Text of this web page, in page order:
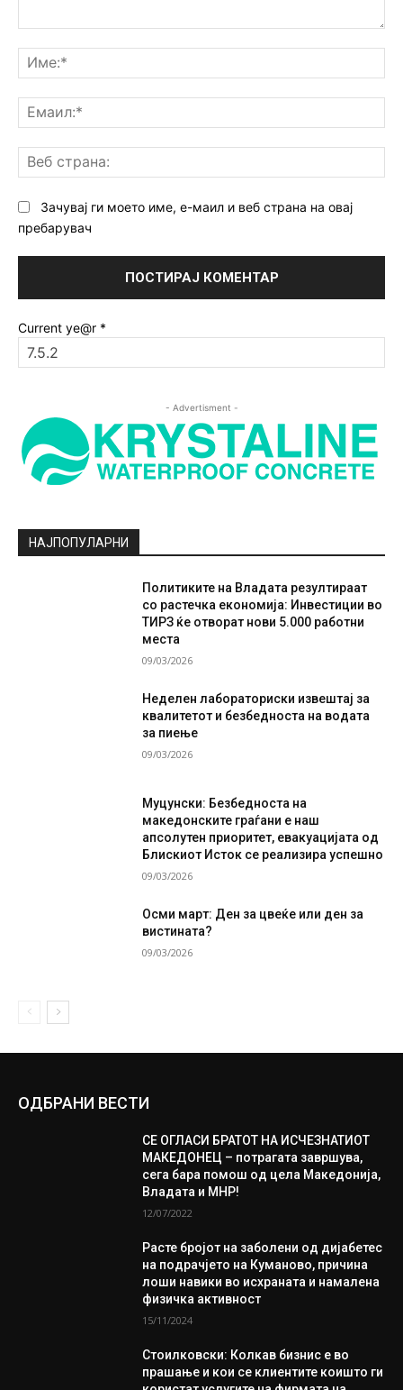
Зачувај ги моето име, е-маил и веб страна на овај
пребарувач
Current ye@r *
- Advertisment -
НАЈПОПУЛАРНИ
Политиките на Владата резултираат
со растечка економија: Инвестиции во
ТИРЗ ќе отворат нови 5.000 работни
места
09/03/2026
Неделен лабораториски извештај за
квалитетот и безбедноста на водата
за пиење
09/03/2026
Муцунски: Безбедноста на
македонските граѓани е наш
апсолутен приоритет, евакуацијата од
Блискиот Исток се реализира успешно
09/03/2026
Осми март: Ден за цвеќе или ден за
вистината?
09/03/2026
ОДБРАНИ ВЕСТИ
СЕ ОГЛАСИ БРАТОТ НА ИСЧЕЗНАТИОТ
МАКЕДОНЕЦ – потрагата завршува,
сега бара помош од цела Македонија,
Владата и МНР!
12/07/2022
Расте бројот на заболени од дијабетес
на подрачјето на Куманово, причина
лоши навики во исхраната и намалена
физичка активност
15/11/2024
Стоилковски: Колкав бизнис е во
прашање и кои се клиентите коишто ги